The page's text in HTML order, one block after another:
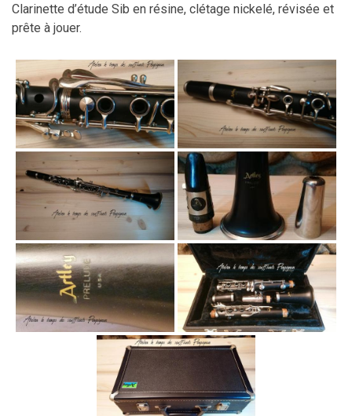
Clarinette d’étude Sib en résine, clétage nickelé, révisée et
prête à jouer.